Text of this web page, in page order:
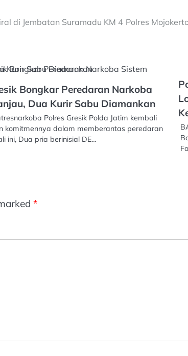
di Jembatan Suramadu KM 4 Polres
Bongkar Peredaran Narkoba
Dua Kurir Sabu Diamankan
Polres Gresik Polda Jatim kembali
komitmennya dalam memberantas peredaran
ini, Dua pria berinisial DE…
*